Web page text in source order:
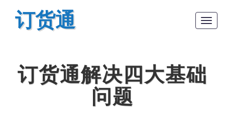
订货通
订货通解决四大基础
问题